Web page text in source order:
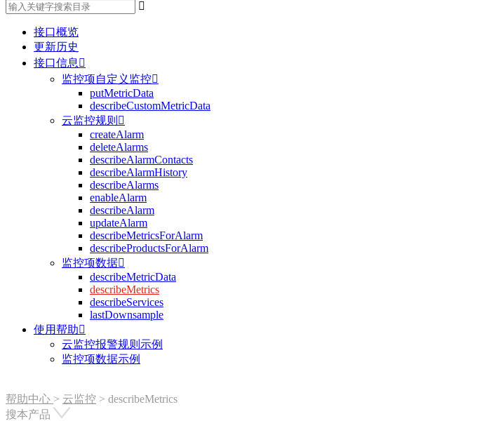

接口概览
更新历史
接口信息 
监控项自定义监控
putMetricData
describeCustomMetricData
云监控规则 
createAlarm
deleteAlarms
describeAlarmContacts
describeAlarmHistory
describeAlarms
enableAlarm
describeAlarm
updateAlarm
describeMetricsForAlarm
describeProductsForAlarm
监控项数据
describeMetricData
describeMetrics
describeServices
lastDownsample
使用帮助
云监控报警规则示例
监控项数据示例
帮助中心 > 云监控 > describeMetrics
搜本产品